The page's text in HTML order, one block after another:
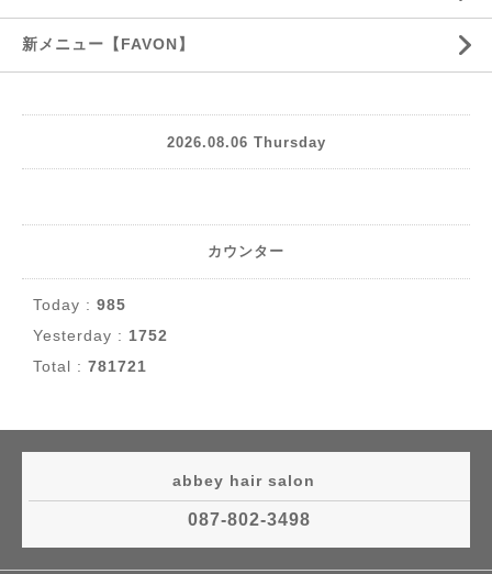
新メニュー【FAVON】
2026.08.06 Thursday
カウンター
Today : 985
Yesterday : 1752
Total : 781721
abbey hair salon
087-802-3498